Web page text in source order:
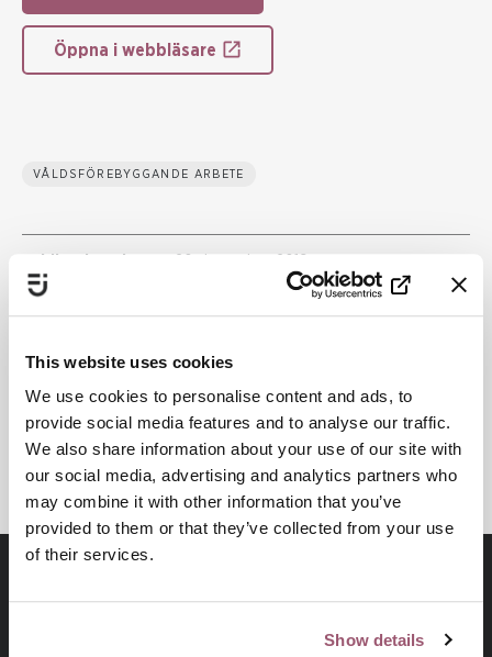
This website uses cookies
We use cookies to personalise content and ads, to
provide social media features and to analyse our traffic.
We also share information about your use of our site with
our social media, advertising and analytics partners who
may combine it with other information that you’ve
provided to them or that they’ve collected from your use
of their services.
Show details
Öppna i webbläsare
VÅLDSFÖREBYGGANDE ARBETE
Senast uppdaterad:
Skriv ut